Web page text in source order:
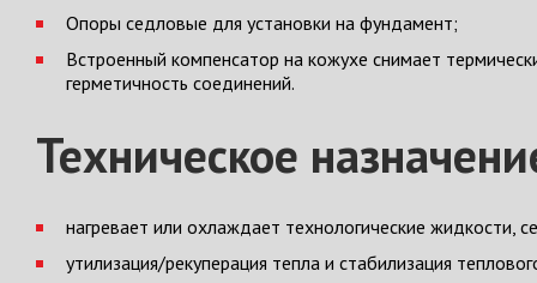
Опоры седловые для установки на фундамент;
Встроенный компенсатор на кожухе снимает
герметичность соединений.
Техническое
нагревает или охлаждает технологические жидкости,
утилизация/рекуперация тепла и стабилизация